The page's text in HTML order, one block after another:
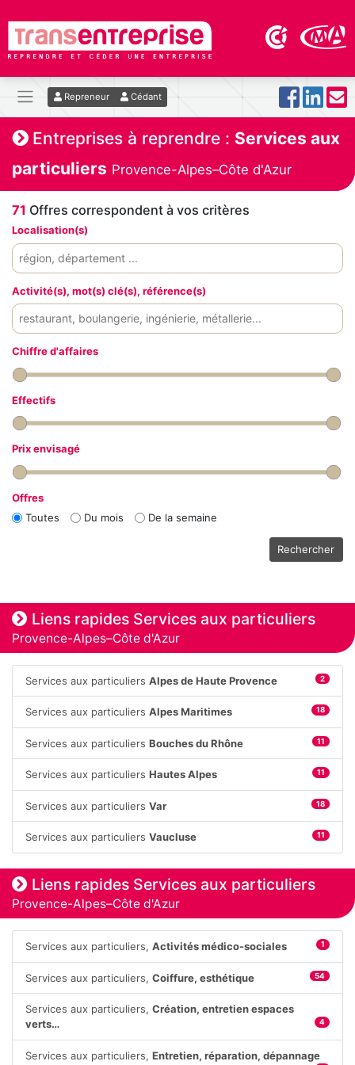
Repreneur Cédant
Entreprises à reprendre : Services aux
particuliers Provence-Alpes–Côte d'Azur
71 Offres correspondent à vos critères
Localisation(s)
Activité(s), mot(s) clé(s), référence(s)
Chiffre d'affaires
Effectifs
Prix envisagé
Offres
Toutes
Du mois De la semaine
Rechercher
Liens rapides Services aux particuliers
Provence-Alpes–Côte d'Azur
Services aux particuliersAlpes de Haute Provence 2
Services aux particuliersAlpes Maritimes 18
Services aux particuliersBouches du Rhône 11
Services aux particuliersHautes Alpes 11
Services aux particuliersVar 18
Services aux particuliersVaucluse 11
Liens rapides Services aux particuliers
Provence-Alpes–Côte d'Azur
Services aux particuliers,Activités médico-sociales 1
Services aux particuliers,Coiffure, esthétique 54
Services aux particuliers,Création, entretien espaces
verts…
4
Services aux particuliers,Entretien, réparation, dépannage